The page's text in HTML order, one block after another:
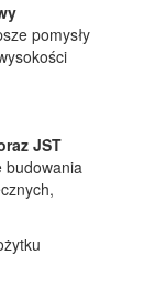
pomysły
JST
budowania